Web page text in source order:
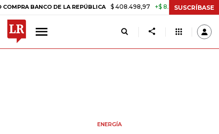
DE LA REPÚBLICA $ 408.498,97 +$ 8.753,81 +2,19% TASA
SUSCRÍBASE
ENERGÍA